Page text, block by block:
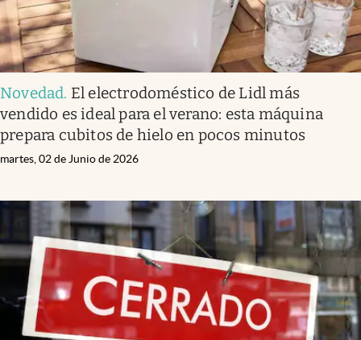
Novedad. El electrodoméstico de Lidl más
vendido es ideal para el verano: esta máquina
prepara cubitos de hielo en pocos minutos
martes, 02 de Junio de 2026